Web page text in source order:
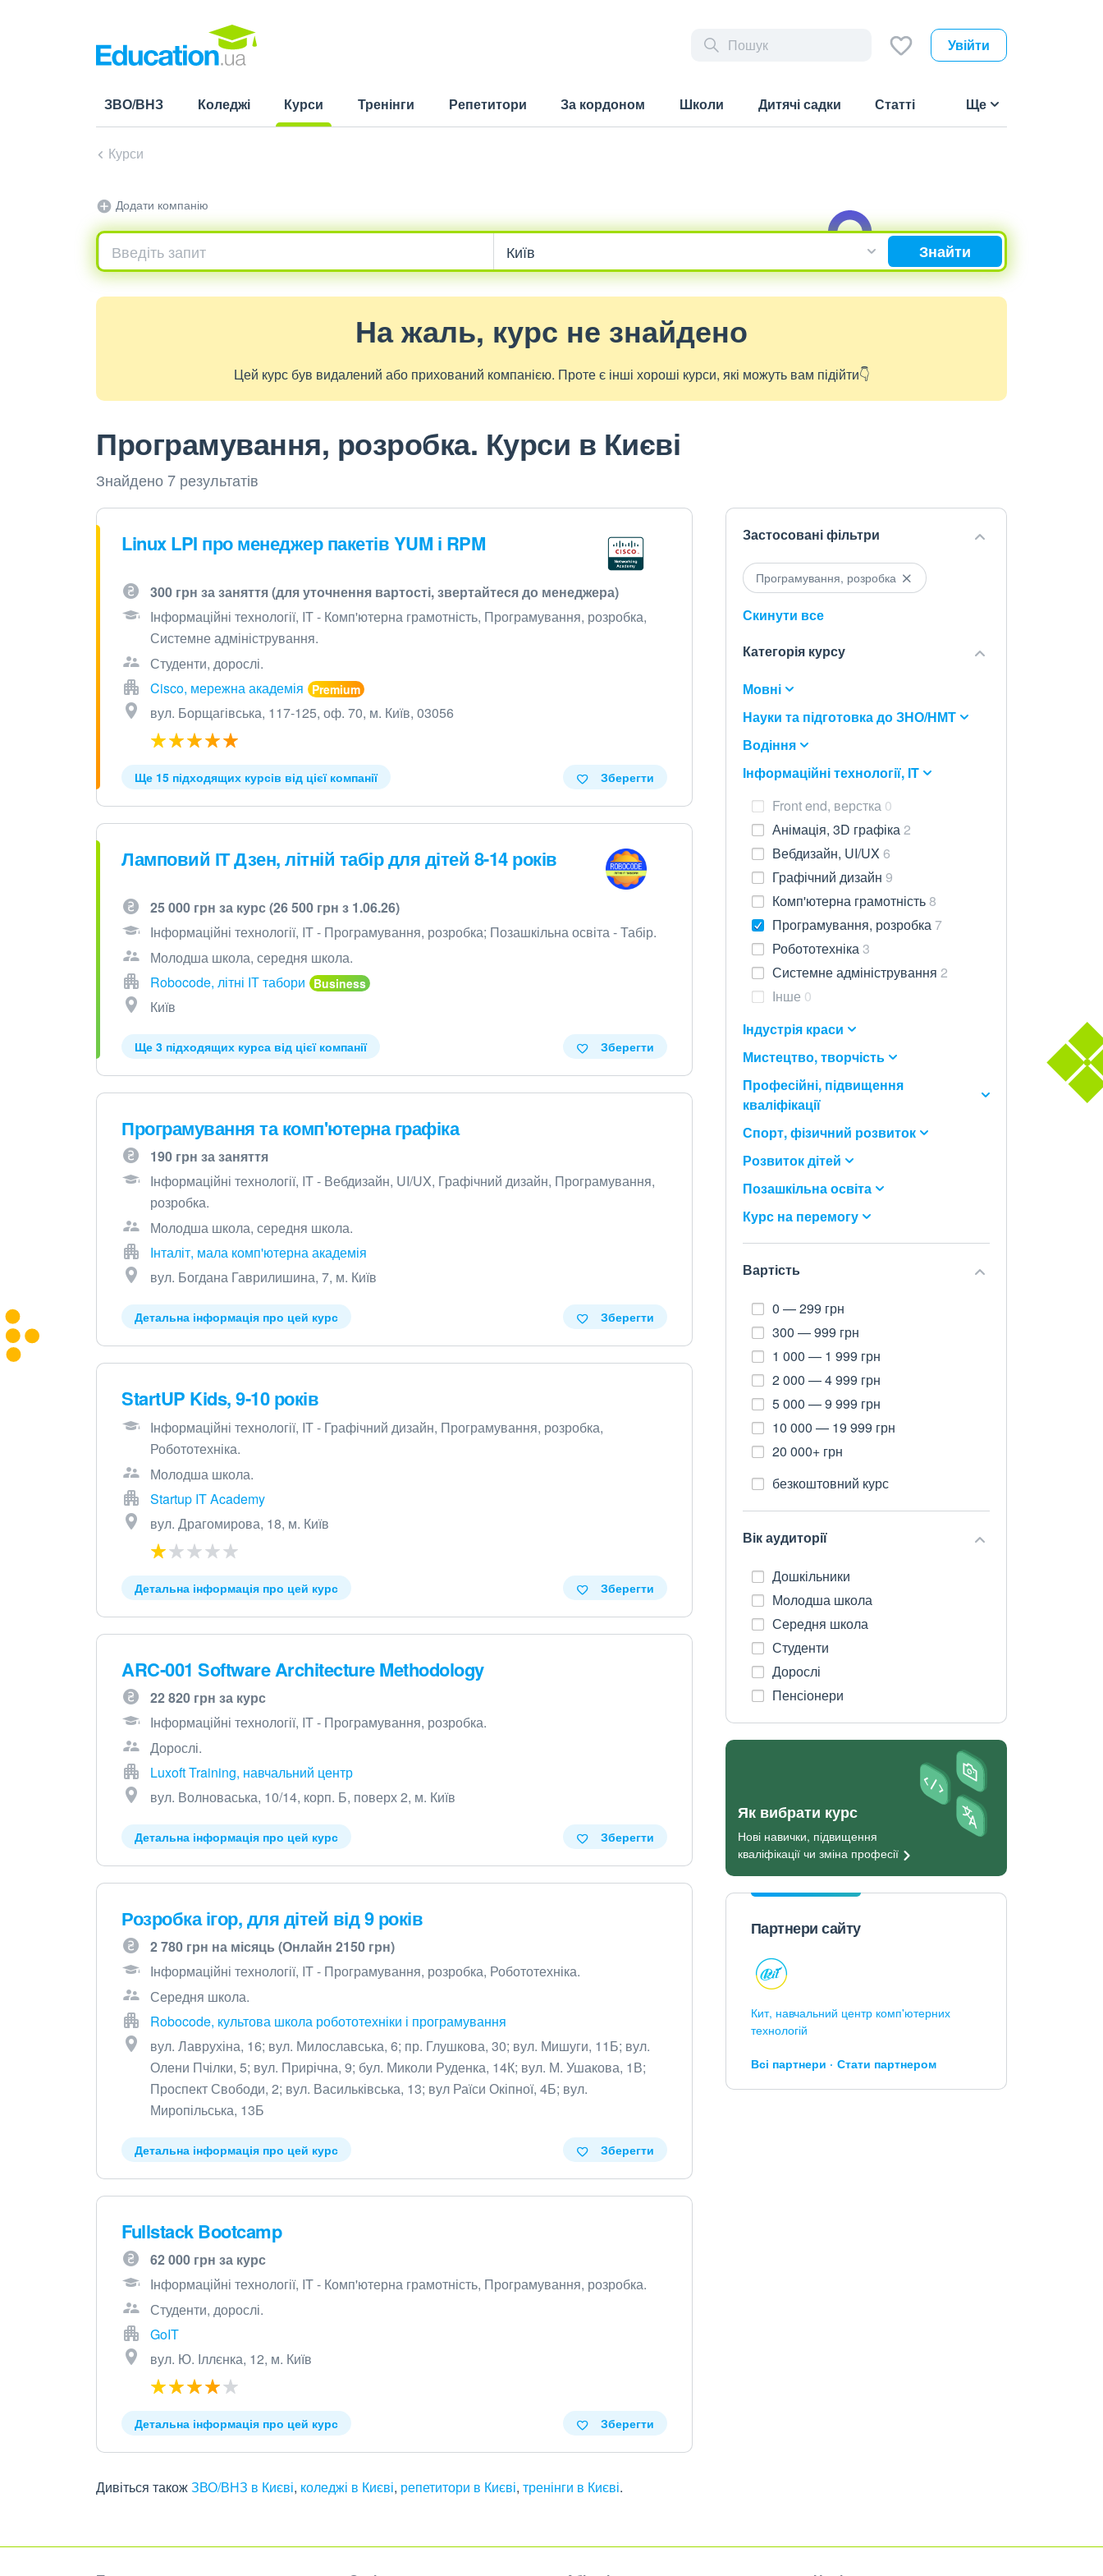
Увійти
ЗВО/ВНЗ Коледжі
Курси
Тренінги Репетитори За кордоном Школи Дитячі садки Статті Ще
Курси
Додати компанію
Знайти
На жаль, курс не знайдено
Цей курс був видалений або прихований компанією. Проте є інші хороші курси, які можуть вам підійти👇
Програмування, розробка. Курси в Києві
Знайдено 7 результатів
Linux LPI про менеджер пакетів YUM і RPM
300 грн за заняття (для уточнення вартості, звертайтеся до менеджера)
Інформаційні технології, IT - Комп'ютерна грамотність, Програмування, розробка,
Системне адміністрування.
Студенти, дорослі.
Cisco, мережна академія
вул. Борщагівська, 117-125, оф. 70, м. Київ, 03056
Ще 15 підходящих курсів від цієї компанії Зберегти
Ламповий ІТ Дзен, літній табір для дітей 8-14 років
25 000 грн за курс (26 500 грн з 1.06.26)
Інформаційні технології, IT - Програмування, розробка; Позашкільна освіта - Табір.
Молодша школа, середня школа.
Robocode, літні ІТ табори
Київ
Ще 3 підходящих курса від цієї компанії Зберегти
Програмування та комп'ютерна графіка
190 грн за заняття
Інформаційні технології, IT - Вебдизайн, UI/UX, Графічний дизайн, Програмування,
розробка.
Молодша школа, середня школа.
Інталіт, мала комп'ютерна академія
вул. Богдана Гаврилишина, 7, м. Київ
Детальна інформація про цей курс Зберегти
StartUP Kids, 9-10 років
Інформаційні технології, IT - Графічний дизайн, Програмування, розробка,
Робототехніка.
Молодша школа.
Startup IT Academy
вул. Драгомирова, 18, м. Київ
Детальна інформація про цей курс Зберегти
ARC-001 Software Architecture Methodology
22 820 грн за курс
Інформаційні технології, IT - Програмування, розробка.
Дорослі.
Luxoft Training, навчальний центр
вул. Волноваська, 10/14, корп. Б, поверх 2, м. Київ
Детальна інформація про цей курс Зберегти
Розробка ігор, для дітей від 9 років
2 780 грн на місяць (Онлайн 2150 грн)
Інформаційні технології, IT - Програмування, розробка, Робототехніка.
Середня школа.
Robocode, культова школа робототехніки і програмування
вул. Лаврухіна, 16; вул. Милославська, 6; пр. Глушкова, 30; вул. Мишуги, 11Б; вул.
Олени Пчілки, 5; вул. Прирічна, 9; бул. Миколи Руденка, 14К; вул. М. Ушакова, 1В;
Проспект Свободи, 2; вул. Васильківська, 13; вул Раїси Окіпної, 4Б; вул.
Миропільська, 13Б
Детальна інформація про цей курс Зберегти
Fullstack Bootcamp
62 000 грн за курс
Інформаційні технології, IT - Комп'ютерна грамотність, Програмування, розробка.
Студенти, дорослі.
GoIT
вул. Ю. Іллєнка, 12, м. Київ
Детальна інформація про цей курс Зберегти
Дивіться такожЗВО/ВНЗ в Києві, коледжі в Києві, репетитори в Києві, тренінги в Києві.
Застосовані фільтри
Програмування, розробка
Скинути все
Категорія курсу
Мовні
Науки та підготовка до ЗНО/НМТ
Водіння
Інформаційні технології, IT
Front end, верстка 0
Анімація, 3D графіка2
Вебдизайн, UI/UX 6
Графічний дизайн 9
Комп'ютерна грамотність8
Програмування, розробка 7
Робототехніка3
Системне адміністрування 2
Інше 0
Індустрія краси
Мистецтво, творчість
Професійні, підвищення
кваліфікації
Спорт, фізичний розвиток
Розвиток дітей
Позашкільна освіта
Курс на перемогу
Вартість
0 — 299 грн
300 — 999 грн
1 000 — 1 999 грн
2 000 — 4 999 грн
5 000 — 9 999 грн
10 000 — 19 999 грн
20 000+ грн
безкоштовний курс
Вік аудиторії
Дошкільники
Молодша школа
Середня школа
Студенти
Дорослі
Пенсіонери
Як вибрати курс
Нові навички, підвищення
кваліфікації чи зміна професії
Партнери сайту
Кит, навчальний центр комп'ютерних
технологій
Всі партнери Стати партнером